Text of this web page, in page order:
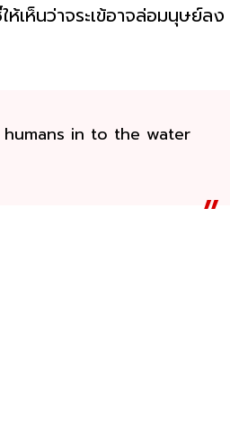
เห็นว่าจระเข้อาจล่อมนุษย์ลง
in to the water